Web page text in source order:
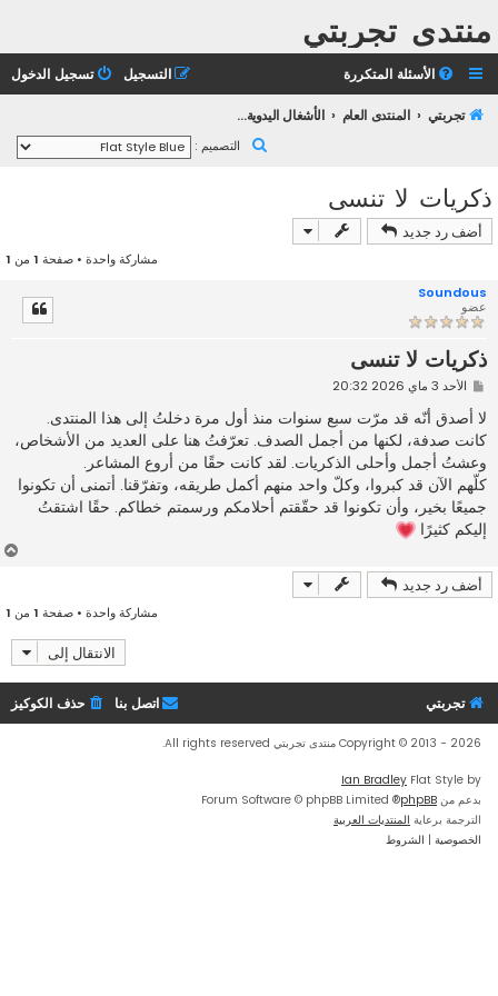
منتدى تجربتي
الأسئلة المتكررة تسجيل الدخول التسجيل
تجربتي المنتدى العام الأشغال اليدوية وإبداعات الأعضاء
التصميم :
ذكريات لا تنسى
أضف رد جديد
مشاركة واحدة • صفحة 1 من 1
Soundous
عضو
ذكريات لا تنسى
م
ا
ر
ك
الأحد 3 ماي 2026 20:32
لا أصدق أنّه قد مرّت سبع سنوات منذ أول مرة دخلتُ إلى هذا المنتدى.
كانت صدفة، لكنها من أجمل الصدف. تعرّفتُ هنا على العديد من الأشخاص،
وعشتُ أجمل وأحلى الذكريات. لقد كانت حقًا من أروع المشاعر.
كلّهم الآن قد كبروا، وكلّ واحد منهم أكمل طريقه، وتفرّقنا. أتمنى أن تكونوا
جميعًا بخير، وأن تكونوا قد حقّقتم أحلامكم ورسمتم خطاكم. حقًا اشتقتُ
إليكم كثيرًا
أضف رد جديد
مشاركة واحدة • صفحة 1 من 1
الانتقال إلى
تجربتي حذف الكوكيز اتصل بنا
Copyright © 2013 - 2026 منتدى تجربتي All rights reserved.
Flat Style by
Ian Bradley
بدعم من phpBB
® Forum Software © phpBB Limited
الترجمة برعاية المنتديات العربية
الخصوصية | الشروط